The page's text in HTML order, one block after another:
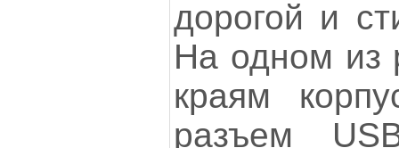
дорогой и
На одном из
краям
разъем